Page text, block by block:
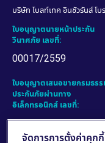
จัดการการตั้งค่าคุกกี้